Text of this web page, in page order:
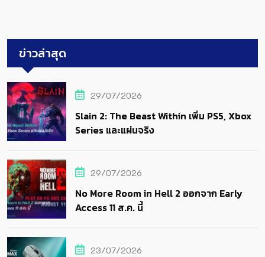
ข่าวล่าสุด
29/07/2026
Slain 2: The Beast Within เพิ่ม PS5, Xbox
Series และแผ่นจริง
29/07/2026
No More Room in Hell 2 ออกจาก Early
Access 11 ส.ค. นี้
23/07/2026